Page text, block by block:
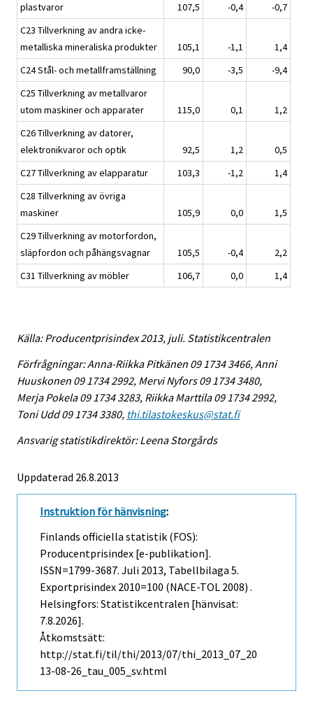
plastvaror
107,5 -0,4
-0,7
C23 Tillverkning av andra icke-
metalliska mineraliska produkter
105,1 -1,1
1,4
C24 Stål- och metallframställning
90,0 -3,5
-9,4
C25 Tillverkning av metallvaror
utom maskiner och apparater
115,0 0,1
1,2
C26 Tillverkning av datorer,
elektronikvaror och optik
92,5 1,2
0,5
C27 Tillverkning av elapparatur
103,3 -1,2
1,4
C28 Tillverkning av övriga
maskiner
105,9 0,0
1,5
C29 Tillverkning av motorfordon,
släpfordon och påhängsvagnar
105,5 -0,4
2,2
C31 Tillverkning av möbler
106,7 0,0 1,4
Källa: Producentprisindex 2013, juli. Statistikcentralen
Förfrågningar: Anna-Riikka Pitkänen 09 1734 3466, Anni
Huuskonen 09 1734 2992, Mervi Nyfors 09 1734 3480,
Merja Pokela 09 1734 3283, Riikka Marttila 09 1734 2992,
Toni Udd 09 1734 3380, thi.tilastokeskus@stat.fi
Ansvarig statistikdirektör: Leena Storgårds
Uppdaterad 26.8.2013
Instruktion för hänvisning:
Finlands officiella statistik (FOS):
Producentprisindex [e-publikation].
ISSN=1799-3687. Juli 2013, Tabellbilaga 5.
Exportprisindex 2010=100 (NACE-TOL 2008) .
Helsingfors: Statistikcentralen [hänvisat:
7.8.2026].
Åtkomstsätt:
http://stat.fi/til/thi/2013/07/thi_2013_07_20
13-08-26_tau_005_sv.html